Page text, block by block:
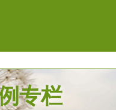
专栏